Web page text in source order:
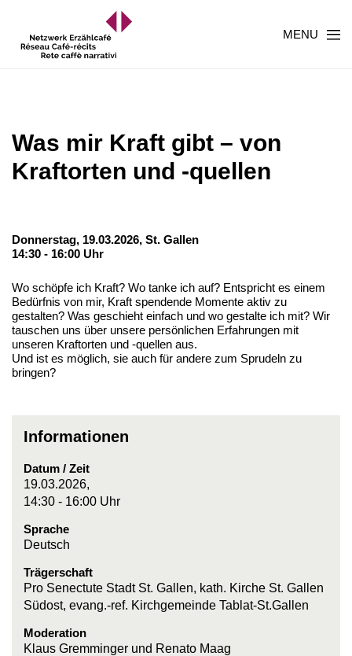
MENU
Was mir Kraft gibt – von
Kraftorten und -quellen
Donnerstag, 19.03.2026, St. Gallen
14:30 - 16:00 Uhr
Wo schöpfe ich Kraft? Wo tanke ich auf? Entspricht es einem
Bedürfnis von mir, Kraft spendende Momente aktiv zu
gestalten? Was geschieht einfach und wo gestalte ich mit? Wir
tauschen uns über unsere persönlichen Erfahrungen mit
unseren Kraftorten und -quellen aus.
Und ist es möglich, sie auch für andere zum Sprudeln zu
bringen?
Informationen
Datum / Zeit
19.03.2026,
14:30 - 16:00 Uhr
Sprache
Deutsch
Trägerschaft
Pro Senectute Stadt St. Gallen, kath. Kirche St. Gallen
Südost, evang.-ref. Kirchgemeinde Tablat-St.Gallen
Moderation
Klaus Gremminger und Renato Maag